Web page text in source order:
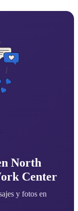
North
Center
y fotos en